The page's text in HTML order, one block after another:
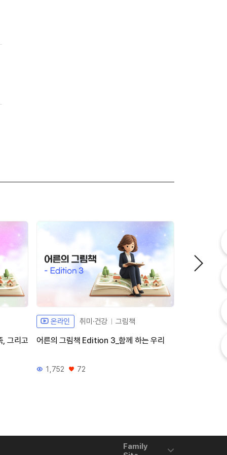
그리고
온라인 취미·건강 그림책
어른의 그림책 Edition 3_함께 하는 우리
조회수
1,752
좋아요
72
Family